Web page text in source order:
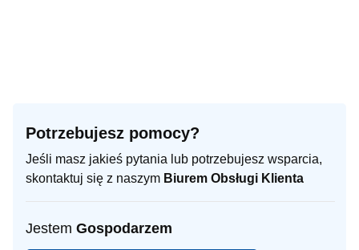
Potrzebujesz pomocy?
Jeśli masz jakieś pytania lub potrzebujesz wsparcia,
skontaktuj się z naszym Biurem Obsługi Klienta
Jestem Gospodarzem